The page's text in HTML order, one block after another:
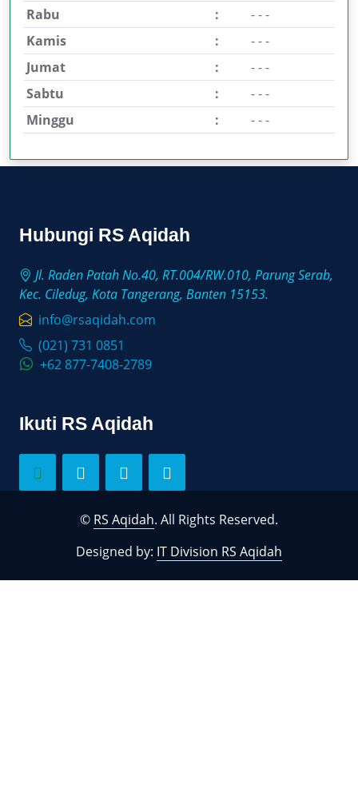
Rabu
:
- - -
Kamis
:
- - -
Jumat
:
- - -
Sabtu
:
- - -
Minggu
: - - -
Hubungi RS Aqidah
Jl. Raden Patah No.40, RT.004/RW.010, Parung Serab,
Kec. Ciledug, Kota Tangerang, Banten 15153.
info@rsaqidah.com
(021) 731 0851
+62 877-7408-2789
Ikuti RS Aqidah
© RS Aqidah. All Rights Reserved.
Designed by: IT Division RS Aqidah